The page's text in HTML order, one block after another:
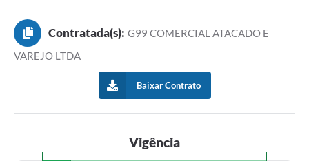
Contratada(s): G99 COMERCIAL ATACADO E
VAREJO LTDA
Baixar Contrato
Vigência